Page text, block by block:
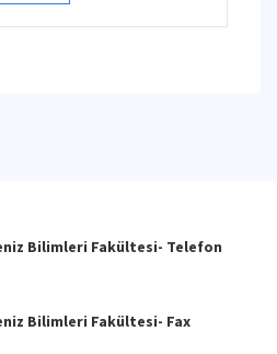
Bilimleri Fakültesi- Telefon
Bilimleri Fakültesi- Fax